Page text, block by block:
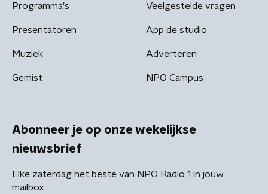
Programma's
Presentatoren
Muziek
Gemist
Veelgestelde vragen
App de studio
Adverteren
NPO Campus
Abonneer je op onze wekelijkse
nieuwsbrief
Elke zaterdag het beste van NPO Radio 1 in jouw
mailbox